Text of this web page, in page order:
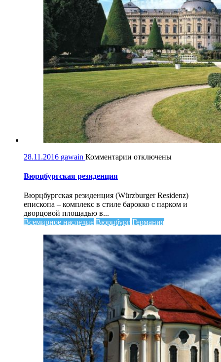
28.11.2016 gawain Комментарии котключены
Вюрцбургская резиденция
Вюрцбургская резиденция (Würzburger Residenz)
епископа – комплекс в стиле барокко с парком и
дворцовой площадью в...
Всемирное наследие Вюрцбург Германия